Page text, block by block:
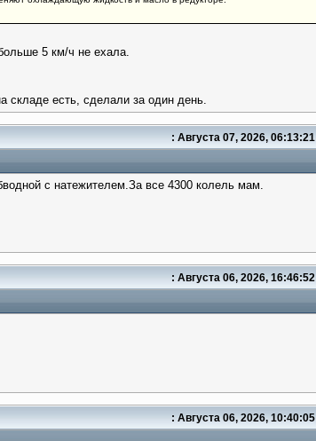
5 км/ч не ехала.
складе есть, сделали за один день.
: Августа 07, 2026, 06:13:21
с натежителем.За все 4300 колель мам.
: Августа 06, 2026, 16:46:52
: Августа 06, 2026, 10:40:05